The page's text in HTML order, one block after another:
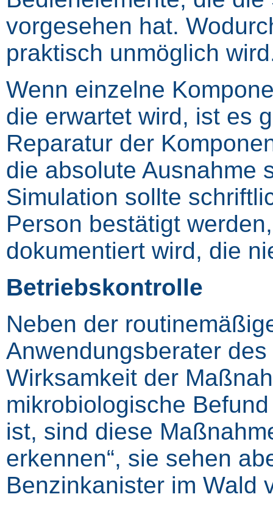
vorgesehen hat.
praktisch unmöglich
Wenn einzelne
die erwartet wird, ist es
Reparatur der
die absolute Ausnahme
Simulation sollte
Person bestätigt
dokumentiert wird, die
Betriebskontrolle
Neben der
Anwendungsberater
Wirksamkeit der
mikrobiologische
ist, sind diese
erkennen“, sie sehen
Benzinkanister im Wald